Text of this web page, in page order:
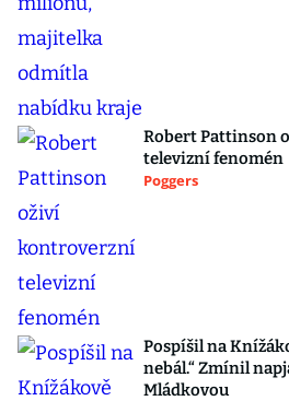
Robert Pattinson
televizní fenomén
Poggers
Pospíšil na
nebál.“ Zmínil
Mládkovou